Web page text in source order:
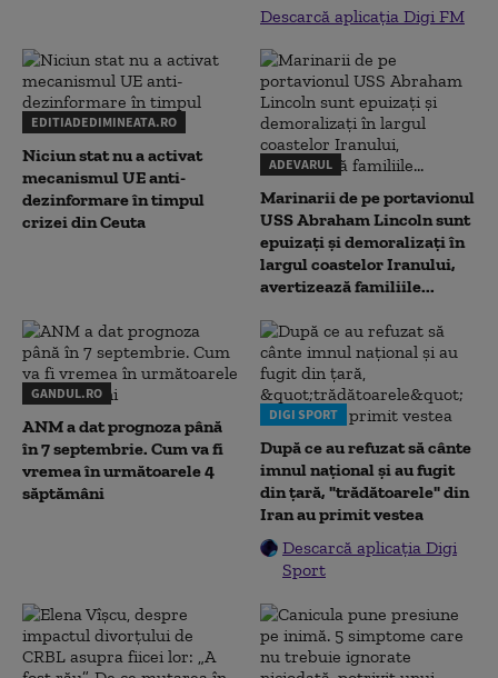
Descarcă aplicația Digi FM
EDITIADEDIMINEATA.RO
Niciun stat nu a activat
mecanismul UE anti-
dezinformare în timpul
crizei din Ceuta
ADEVARUL
Marinarii de pe portavionul
USS Abraham Lincoln sunt
epuizați și demoralizați în
largul coastelor Iranului,
avertizează familiile...
GANDUL.RO
ANM a dat prognoza până
în 7 septembrie. Cum va fi
vremea în următoarele 4
săptămâni
DIGI SPORT
După ce au refuzat să cânte
imnul naţional şi au fugit
din ţară, "trădătoarele" din
Iran au primit vestea
Descarcă aplicația Digi
Sport